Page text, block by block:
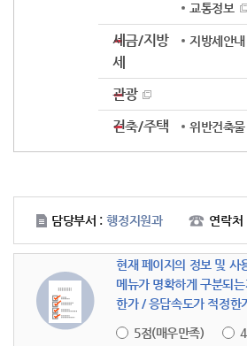
교통정보
세금/지방
세
지방세안내
관광
건축/주택
위반건축
담당부서 : 행정지원과 연락처
현재 페이지의 정보 및 사
메뉴가 명확하게 구분되
한가 / 응답속도가 적정한
5점(매우만족)